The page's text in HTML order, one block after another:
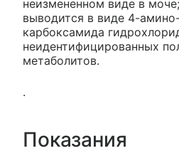
неизмененном виде в
выводится в виде 4-
карбоксамида
неидентифицированных
метаболитов.
.
Показания